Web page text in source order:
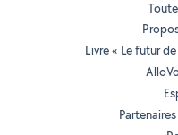
Livre « Le futur